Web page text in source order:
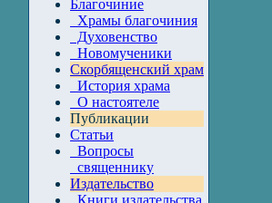
Благочиние
Храмы благочиния
Духовенство
Новомученики
Скорбященский храм
История храма
О настоятеле
Публикации
Статьи
Вопросы
священнику
Издательство
Книги издательства